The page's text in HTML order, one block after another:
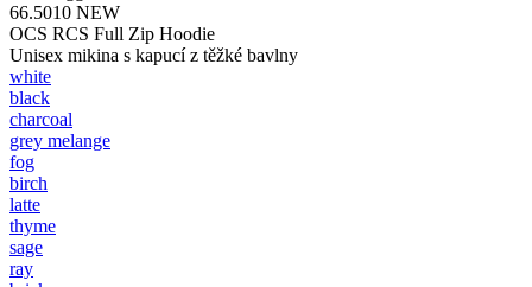
66.5010 NEW
OCS RCS Full Zip Hoodie
Unisex mikina s kapucí z těžké bavlny
white
black
charcoal
grey melange
fog
birch
latte
thyme
sage
ray